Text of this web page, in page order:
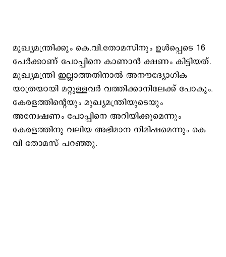
മുഖ്യമന്ത്രിക്കും കെ.വി.തോമസിനും ഉൾപ്പെടെ 16
പേർക്കാണ് പോപ്പിനെ കാണാൻ ക്ഷണം കിട്ടിയത്.
മുഖ്യമന്ത്രി ഇല്ലാത്തതിനാൽ അനൗദ്യോഗിക
യാത്രയായി മറ്റുള്ളവർ വത്തിക്കാനിലേക്ക് പോകും.
കേരളത്തിന്റെയും മുഖ്യമന്ത്രിയുടെയും
അന്വേഷണം പോപ്പിനെ അറിയിക്കുമെന്നും
കേരളത്തിനു വലിയ അഭിമാന നിമിഷമെന്നും കെ
വി തോമസ് പറഞ്ഞു.